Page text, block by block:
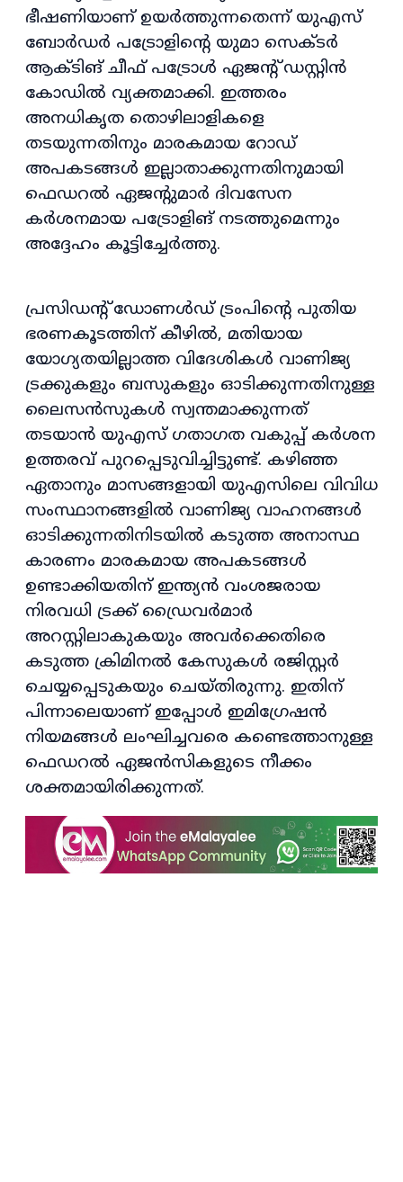
ഭീഷണിയാണ് ഉയർത്തുന്നതെന്ന് യുഎസ്
ബോർഡർ പട്രോളിന്റെ യുമാ സെക്ടർ
ആക്ടിങ് ചീഫ് പട്രോൾ ഏജന്റ് ഡസ്റ്റിൻ
കോഡിൽ വ്യക്തമാക്കി. ഇത്തരം
അനധികൃത തൊഴിലാളികളെ
തടയുന്നതിനും മാരകമായ റോഡ്
അപകടങ്ങൾ ഇല്ലാതാക്കുന്നതിനുമായി
ഫെഡറൽ ഏജന്റുമാർ ദിവസേന
കർശനമായ പട്രോളിങ് നടത്തുമെന്നും
അദ്ദേഹം കൂട്ടിച്ചേർത്തു.
പ്രസിഡന്റ് ഡോണൾഡ് ട്രംപിന്റെ പുതിയ
ഭരണകൂടത്തിന് കീഴിൽ, മതിയായ
യോഗ്യതയില്ലാത്ത വിദേശികൾ വാണിജ്യ
ട്രക്കുകളും ബസുകളും ഓടിക്കുന്നതിനുള്ള
ലൈസൻസുകൾ സ്വന്തമാക്കുന്നത്
തടയാൻ യുഎസ് ഗതാഗത വകുപ്പ് കർശന
ഉത്തരവ് പുറപ്പെടുവിച്ചിട്ടുണ്ട്. കഴിഞ്ഞ
ഏതാനും മാസങ്ങളായി യുഎസിലെ വിവിധ
സംസ്ഥാനങ്ങളിൽ വാണിജ്യ വാഹനങ്ങൾ
ഓടിക്കുന്നതിനിടയിൽ കടുത്ത അനാസ്ഥ
കാരണം മാരകമായ അപകടങ്ങൾ
ഉണ്ടാക്കിയതിന് ഇന്ത്യൻ വംശജരായ
നിരവധി ട്രക്ക് ഡ്രൈവർമാർ
അറസ്റ്റിലാകുകയും അവർക്കെതിരെ
കടുത്ത ക്രിമിനൽ കേസുകൾ രജിസ്റ്റർ
ചെയ്യപ്പെടുകയും ചെയ്തിരുന്നു. ഇതിന്
പിന്നാലെയാണ് ഇപ്പോൾ ഇമിഗ്രേഷൻ
നിയമങ്ങൾ ലംഘിച്ചവരെ കണ്ടെത്താനുള്ള
ഫെഡറൽ ഏജൻസികളുടെ നീക്കം
ശക്തമായിരിക്കുന്നത്.